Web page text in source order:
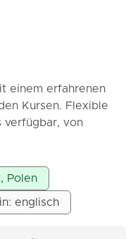
einem erfahrenen
Kursen. Flexible
verfügbar, von
Ich biete
Polen
englisch